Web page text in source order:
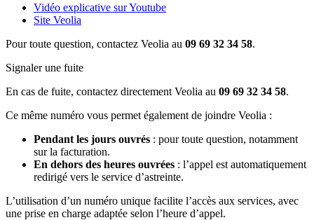
Vidéo explicative sur Youtube
Site Veolia
Pour toute question, contactez Veolia au 09 69 32 34 58.
Signaler une fuite
En cas de fuite, contactez directement Veolia au 09 69 32 34 58.
Ce même numéro vous permet également de joindre Veolia :
Pendant les jours ouvrés : pour toute question, notamment
sur la facturation.
En dehors des heures ouvrées : l’appel est automatiquement
redirigé vers le service d’astreinte.
L’utilisation d’un numéro unique facilite l’accès aux services, avec
une prise en charge adaptée selon l’heure d’appel.